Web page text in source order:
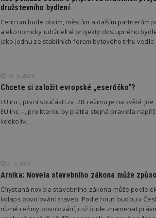
družstevního bydlení
Centrum bude obcím, městům a dalším partnerům
a ekonomicky udržitelné projekty dostupného
jako jednu ze stabilních forem bytového trhu
10. 6. 2026
Chcete si založit evropské „eseróčko“?
EU inc., první součást tzv. 28. režimu je na světě.
EU Inc. –, pro kterou by platila stejná pravidla
kdekoliv.
2. 6. 2026
Arnika: Novela stavebního zákona může
Chystaná novela stavebního zákona může podle
kolaps povolování staveb. Podle hnutí budou v
různé režimy povolování, což bude znamenat
_dc_gtm_UA-53599847-1
.estav.cz
id
.estav.cz
counter
__gfp_64b
Google LLC
.estav.cz